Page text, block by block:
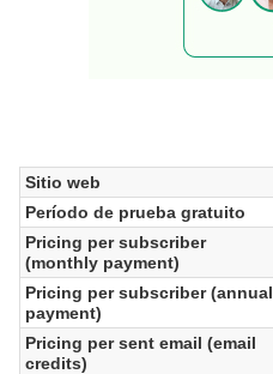
Sitio web
Período de prueba gratuito
Pricing per subscriber
(monthly payment)
Pricing per subscriber (annual
payment)
Pricing per sent email (email
credits)